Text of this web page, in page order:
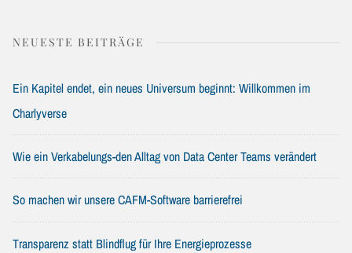
NEUESTE BEITRÄGE
Ein Kapitel endet, ein neues Universum beginnt: Willkommen im
Charlyverse
Wie ein Verkabelungs-den Alltag von Data Center Teams verändert
So machen wir unsere CAFM-Software barrierefrei
Transparenz statt Blindflug für Ihre Energieprozesse